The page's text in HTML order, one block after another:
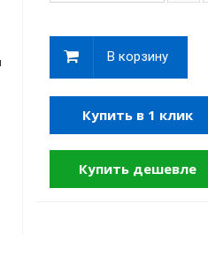
В корзину
Купить в 1 клик
Купить дешевле